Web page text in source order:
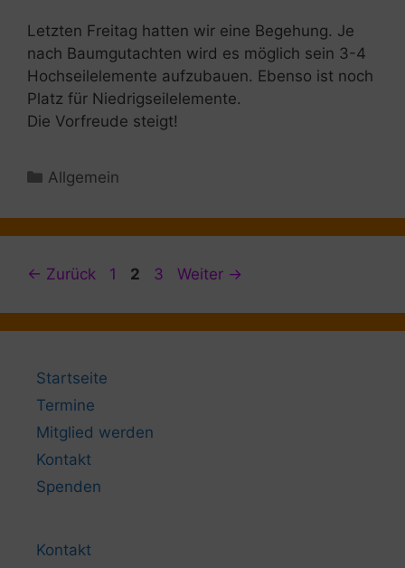
Letzten Freitag hatten wir eine Begehung. Je
nach Baumgutachten wird es möglich sein 3-4
Hochseilelemente aufzubauen. Ebenso ist noch
Platz für Niedrigseilelemente.
Die Vorfreude steigt!
Kategorien
Allgemein
Beitrags-
← Zurück Seite
1 Seite
2 Seite
3 Weiter →
Startseite
Termine
Mitglied werden
Kontakt
Spenden
Kontakt